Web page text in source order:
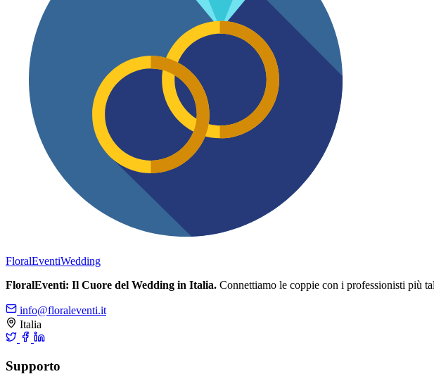
FloralEventiWedding
FloralEventi: Il Cuore del Wedding in Italia. Connettiamo le coppie con i professionisti più
info@floraleventi.it
Italia
Supporto